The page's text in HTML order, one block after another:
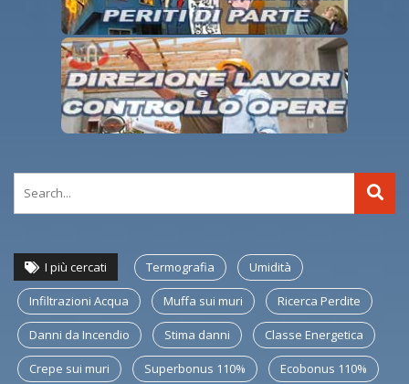
I più cercati Termografia Umidità
Infiltrazioni Acqua Muffa sui muri Ricerca Perdite
Danni da Incendio Stima danni Classe Energetica
Crepe sui muri Superbonus 110% Ecobonus 110%